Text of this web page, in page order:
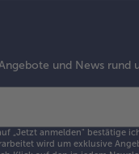
und News rund
„Jetzt anmelden" bestätige
wird um exklusive